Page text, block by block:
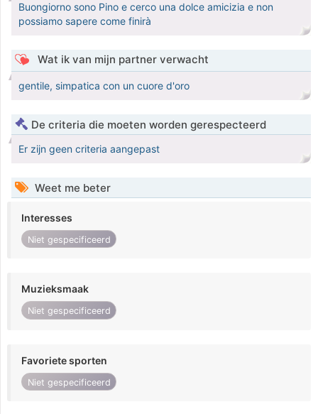
Buongiorno sono Pino e cerco una dolce amicizia e non
possiamo sapere come finirà
Wat ik van mijn partner verwacht
gentile, simpatica con un cuore d'oro
De criteria die moeten worden gerespecteerd
Er zijn geen criteria aangepast
Weet me beter
Interesses
Niet gespecificeerd
Muzieksmaak
Niet gespecificeerd
Favoriete sporten
Niet gespecificeerd